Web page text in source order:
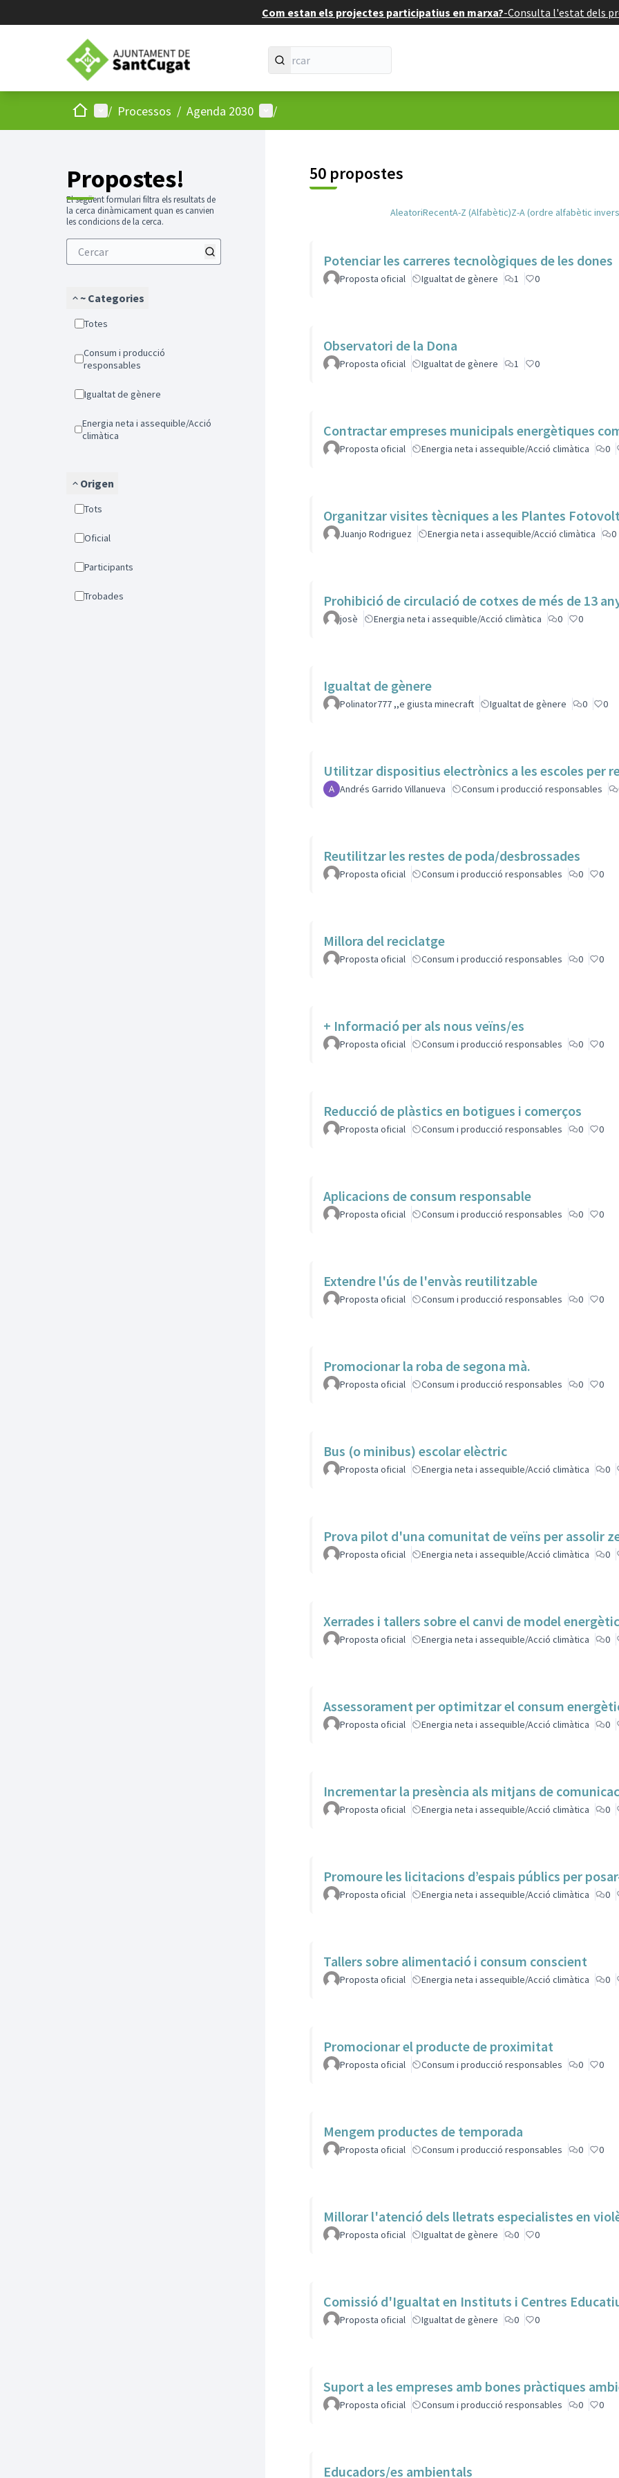
Com estan els projectes participatius en marxa?-Consulta l'estat dels
Inici Menú principal
/ Processos / Agenda 2030 Menú d'usuari
/
Propostes!
El següent formulari filtra els resultats de
la cerca dinàmicament quan es canvien
les condicions de la cerca.
~ Categories
Totes
Consum i producció
responsables
Igualtat de gènere
Energia neta i assequible/Acció
climàtica
Origen
Tots
Oficial
Participants
Trobades
50 propostes
AleatoriRecentA-Z (Alfabètic)Z-A (ordre alfabètic
Potenciar les carreres tecnològiques de les dones
Proposta oficial Igualtat de gènere 1 0
Observatori de la Dona
Proposta oficial Igualtat de gènere 1 0
Contractar empreses municipals energètiques
Proposta oficial Energia neta i assequible/Acció climàtica 0
Organitzar visites tècniques a les Plantes
Juanjo Rodriguez Energia neta i assequible/Acció climàtica 0
Prohibició de circulació de cotxes de més de 13
josè Energia neta i assequible/Acció climàtica 0 0
Igualtat de gènere
Polinator777 ,,e giusta minecraft Igualtat de gènere 0 0
Utilitzar dispositius electrònics a les escoles per
Andrés Garrido Villanueva Consum i producció responsables
Reutilitzar les restes de poda/desbrossades
Proposta oficial Consum i producció responsables 0 0
Millora del reciclatge
Proposta oficial Consum i producció responsables 0 0
+ Informació per als nous veïns/es
Proposta oficial Consum i producció responsables 0 0
Reducció de plàstics en botigues i comerços
Proposta oficial Consum i producció responsables 0 0
Aplicacions de consum responsable
Proposta oficial Consum i producció responsables 0 0
Extendre l'ús de l'envàs reutilitzable
Proposta oficial Consum i producció responsables 0 0
Promocionar la roba de segona mà.
Proposta oficial Consum i producció responsables 0 0
Bus (o minibus) escolar elèctric
Proposta oficial Energia neta i assequible/Acció climàtica 0
Prova pilot d'una comunitat de veïns per assolir
Proposta oficial Energia neta i assequible/Acció climàtica 0
Xerrades i tallers sobre el canvi de model energètic
Proposta oficial Energia neta i assequible/Acció climàtica 0
Assessorament per optimitzar el consum
Proposta oficial Energia neta i assequible/Acció climàtica 0
Incrementar la presència als mitjans de
Proposta oficial Energia neta i assequible/Acció climàtica 0
Promoure les licitacions d’espais públics per
Proposta oficial Energia neta i assequible/Acció climàtica 0
Tallers sobre alimentació i consum conscient
Proposta oficial Energia neta i assequible/Acció climàtica 0
Promocionar el producte de proximitat
Proposta oficial Consum i producció responsables 0 0
Mengem productes de temporada
Proposta oficial Consum i producció responsables 0 0
Millorar l'atenció dels lletrats especialistes en
Proposta oficial Igualtat de gènere 0 0
Comissió d'Igualtat en Instituts i Centres
Proposta oficial Igualtat de gènere 0 0
Suport a les empreses amb bones pràctiques
Proposta oficial Consum i producció responsables 0 0
Educadors/es ambientals